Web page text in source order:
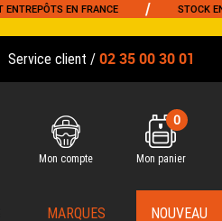
EN FRANCE / STOCK EN
Service client / 02 35 00 30 01
Mon compte
0
Mon panier
MARQUES NOUVEAU